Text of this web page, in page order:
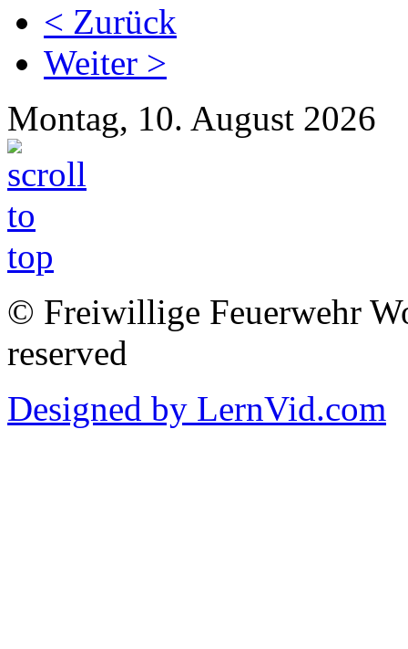
< Zurück
Weiter >
Montag, 10. August 2026
© Freiwillige Feuerwehr
reserved
Designed by LernVid.com